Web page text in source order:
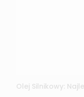
Olej Silnikowy: